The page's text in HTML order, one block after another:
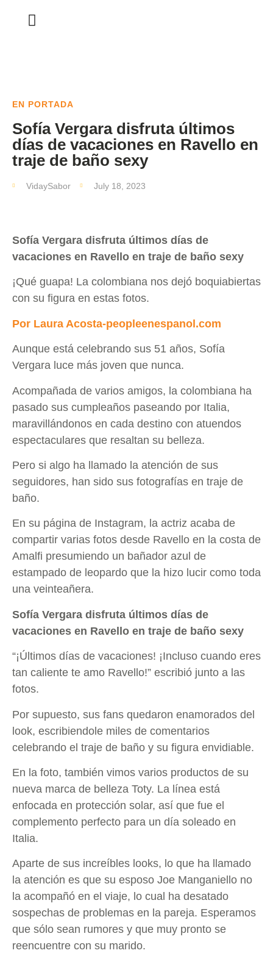
EN PORTADA
Sofía Vergara disfruta últimos
días de vacaciones en Ravello en
traje de baño sexy
VidaySabor July 18, 2023
Sofía Vergara disfruta últimos días de
vacaciones en Ravello en traje de baño sexy
¡Qué guapa! La colombiana nos dejó boquiabiertas
con su figura en estas fotos.
Por Laura Acosta-peopleenespanol.com
Aunque está celebrando sus 51 años, Sofía
Vergara luce más joven que nunca.
Acompañada de varios amigos, la colombiana ha
pasado sus cumpleaños paseando por Italia,
maravillándonos en cada destino con atuendos
espectaculares que resaltan su belleza.
Pero si algo ha llamado la atención de sus
seguidores, han sido sus fotografías en traje de
baño.
En su página de Instagram, la actriz acaba de
compartir varias fotos desde Ravello en la costa de
Amalfi presumiendo un bañador azul de
estampado de leopardo que la hizo lucir como toda
una veinteañera.
Sofía Vergara disfruta últimos días de
vacaciones en Ravello en traje de baño sexy
“¡Últimos días de vacaciones! ¡Incluso cuando eres
tan caliente te amo Ravello!” escribió junto a las
fotos.
Por supuesto, sus fans quedaron enamorados del
look, escribiendole miles de comentarios
celebrando el traje de baño y su figura envidiable.
En la foto, también vimos varios productos de su
nueva marca de belleza Toty. La línea está
enfocada en protección solar, así que fue el
complemento perfecto para un día soleado en
Italia.
Aparte de sus increíbles looks, lo que ha llamado
la atención es que su esposo Joe Manganiello no
la acompañó en el viaje, lo cual ha desatado
sospechas de problemas en la pareja. Esperamos
que sólo sean rumores y que muy pronto se
reencuentre con su marido.